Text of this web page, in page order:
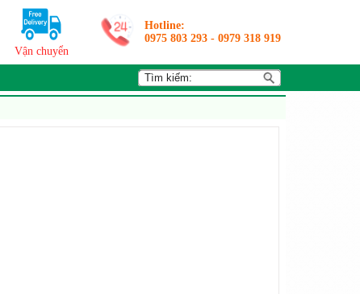
Vận chuyển
Hotline:
0975 803 293 - 0979 318 919